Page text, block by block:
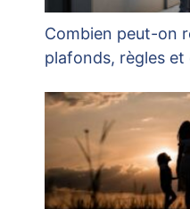
Combien peut-on
plafonds, règles